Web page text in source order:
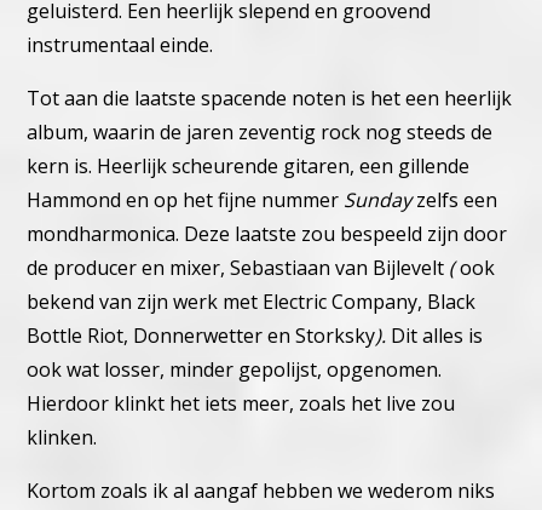
geluisterd. Een heerlijk slepend en groovend
instrumentaal einde.
Tot aan die laatste spacende noten is het een heerlijk
album, waarin de jaren zeventig rock nog steeds de
kern is. Heerlijk scheurende gitaren, een gillende
Hammond en op het fijne nummer Sundayzelfs een
mondharmonica. Deze laatste zou bespeeld zijn door
de producer en mixer, Sebastiaan van Bijlevelt (ook
bekend van zijn werk met Electric Company, Black
Bottle Riot, Donnerwetter en Storksky). Dit alles is
ook wat losser, minder gepolijst, opgenomen.
Hierdoor klinkt het iets meer, zoals het live zou
klinken.
Kortom zoals ik al aangaf hebben we wederom niks